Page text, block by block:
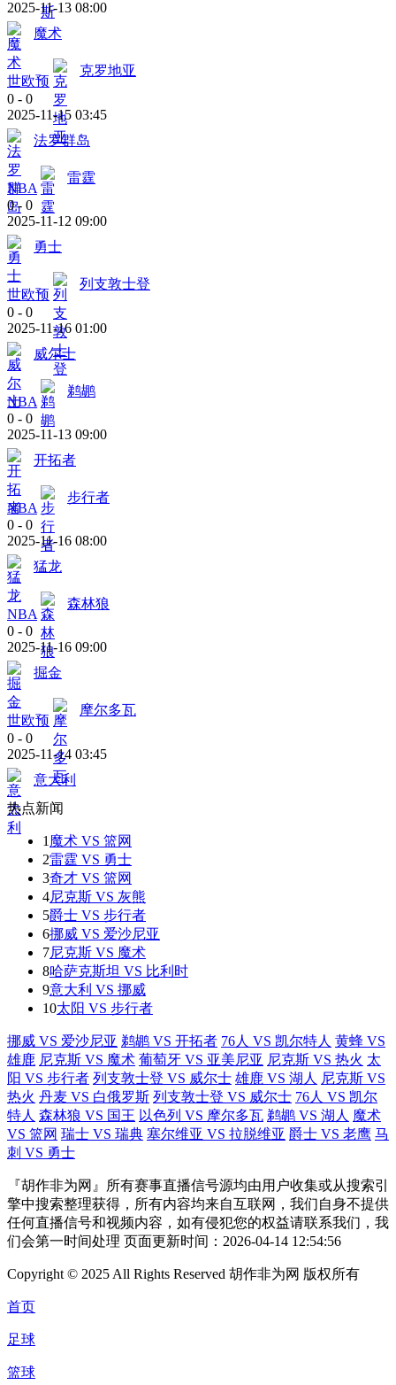
2025-11-13 08:00
魔术
世欧预
克罗地亚
0 - 0
2025-11-15 03:45
法罗群岛
NBA
雷霆
0 - 0
2025-11-12 09:00
勇士
世欧预
列支敦士登
0 - 0
2025-11-16 01:00
威尔士
NBA
鹈鹕
0 - 0
2025-11-13 09:00
开拓者
NBA
步行者
0 - 0
2025-11-16 08:00
猛龙
NBA
森林狼
0 - 0
2025-11-16 09:00
掘金
世欧预
摩尔多瓦
0 - 0
2025-11-14 03:45
意大利
热点新闻
1 魔术 VS 篮网
2雷霆 VS 勇士
3奇才 VS 篮网
4尼克斯 VS 灰熊
5爵士 VS 步行者
6挪威 VS 爱沙尼亚
7尼克斯 VS 魔术
8哈萨克斯坦 VS 比利时
9意大利 VS 挪威
10太阳 VS 步行者
挪威 VS 爱沙尼亚 鹈鹕 VS 开拓者 76人 VS 凯尔特人 黄蜂 VS
雄鹿 尼克斯 VS 魔术 葡萄牙 VS 亚美尼亚 尼克斯 VS 热火 太
阳 VS 步行者 列支敦士登 VS 威尔士 雄鹿 VS 湖人 尼克斯 VS
热火 丹麦 VS 白俄罗斯 列支敦士登 VS 威尔士 76人 VS 凯尔
特人 森林狼 VS 国王 以色列 VS 摩尔多瓦 鹈鹕 VS 湖人 魔术
VS 篮网 瑞士 VS 瑞典 塞尔维亚 VS 拉脱维亚 爵士 VS 老鹰 马
刺 VS 勇士
『胡作非为网』所有赛事直播信号源均由用户收集或从搜索引
擎中搜索整理获得，所有内容均来自互联网，我们自身不提供
任何直播信号和视频内容，如有侵犯您的权益请联系我们，我
们会第一时间处理 页面更新时间：2026-04-14 12:54:56
Copyright © 2025 All Rights Reserved 胡作非为网 版权所有
首页
足球
篮球